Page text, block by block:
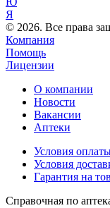
Я
© 2026. Все права
Компания
Помощь
Лицензии
О компании
Новости
Вакансии
Аптеки
Условия
Условия
Гарантия на
Справочная по